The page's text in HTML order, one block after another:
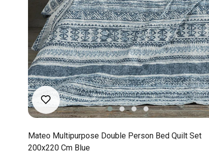
Mateo Multipurpose Double Person Bed Quilt Set
200x220 Cm Blue